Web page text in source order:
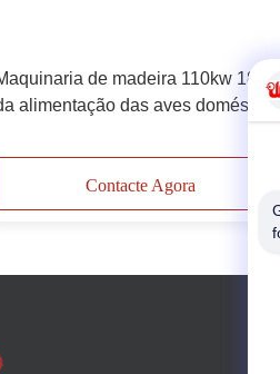
de madeira 110kw 18o
alimentação das aves domésticas
Contacte Agora